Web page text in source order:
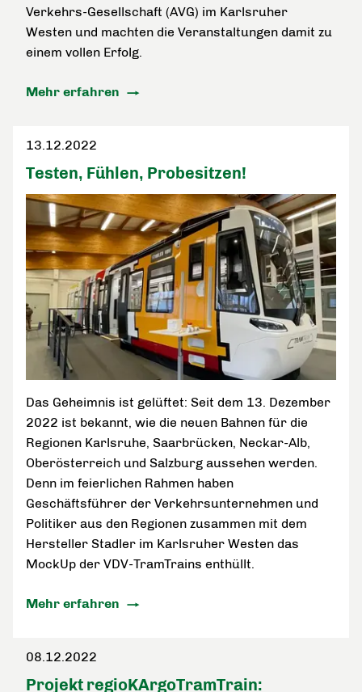
Verkehrs-Gesellschaft (AVG) im Karlsruher
Westen und machten die Veranstaltungen damit zu
einem vollen Erfolg.
Mehr erfahren
13.12.2022
Testen, Fühlen, Probesitzen!
Das Geheimnis ist gelüftet: Seit dem 13. Dezember
2022 ist bekannt, wie die neuen Bahnen für die
Regionen Karlsruhe, Saarbrücken, Neckar-Alb,
Oberösterreich und Salzburg aussehen werden.
Denn im feierlichen Rahmen haben
Geschäftsführer der Verkehrsunternehmen und
Politiker aus den Regionen zusammen mit dem
Hersteller Stadler im Karlsruher Westen das
MockUp der VDV-TramTrains enthüllt.
Mehr erfahren
08.12.2022
Projekt regioKArgoTramTrain: